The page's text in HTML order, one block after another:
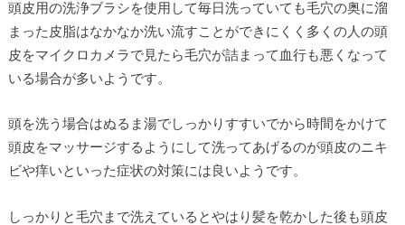
頭皮用の洗浄ブラシを使用して毎日洗っていても毛穴の奥に溜
まった皮脂はなかなか洗い流すことができにくく多くの人の頭
皮をマイクロカメラで見たら毛穴が詰まって血行も悪くなって
いる場合が多いようです。
頭を洗う場合はぬるま湯でしっかりすすいでから時間をかけて
頭皮をマッサージするようにして洗ってあげるのが頭皮のニキ
ビや痒いといった症状の対策には良いようです。
しっかりと毛穴まで洗えているとやはり髪を乾かした後も頭皮